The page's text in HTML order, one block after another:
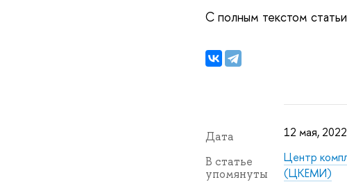
С полным текстом
Дата 12 мая, 2022
В статье
упомянуты
Центр
(ЦКЕМИ)